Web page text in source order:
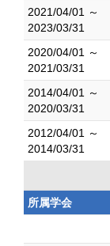
2021/04/01 ～
2023/03/31
2020/04/01 ～
2021/03/31
2014/04/01 ～
2020/03/31
2012/04/01 ～
2014/03/31
所属学会